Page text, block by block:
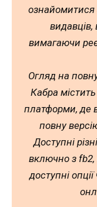
ознайомитися
видавців,
вимагаючи
Огляд на
Кабра
платформи, де
повну
Доступні
включно з fb2,
доступні